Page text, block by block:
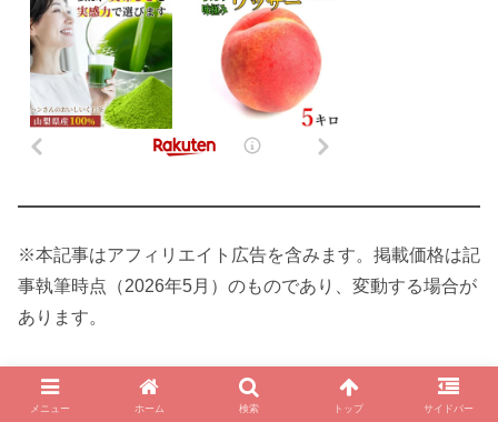
※本記事はアフィリエイト広告を含みます。掲載価格は記
事執筆時点（2026年5月）のものであり、変動する場合が
あります。
著者プロフィール
メニュー ホーム 検索 トップ サイドバー